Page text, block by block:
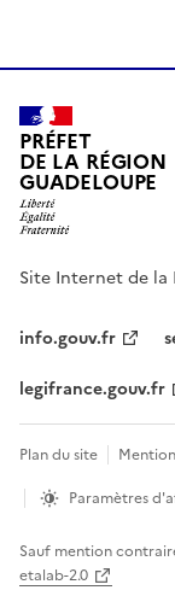
PRÉFET
DE LA RÉGION
GUADELOUPE
Site Internet de la
info.gouv.fr
legifrance.gouv.fr
Plan du site
Paramètres
Sauf mention
etalab-2.0